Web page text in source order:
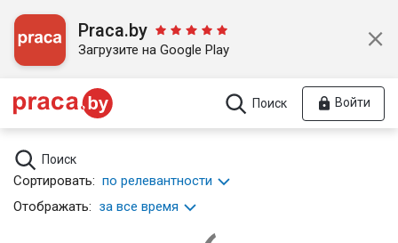
Praca.by
Загрузите на Google Play
Поиск Войти
Поиск
Сортировать: по релевантности
Отображать: за все время